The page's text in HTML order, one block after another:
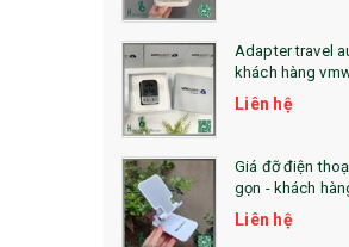
QUÀ TẶNG KHUYẾN MẠI
QUÀ TẶNG SX NHANH
QUÀ TẶNG HỘI THẢO
QUÀ TẶNG CÔNG NGHỆ
SẢN PHẨM ĐÃ THỰC HIỆN
Adapter travel
khách hàng
Liên hệ
Giá đỡ điện
gọn - khách
plus
Liên hệ